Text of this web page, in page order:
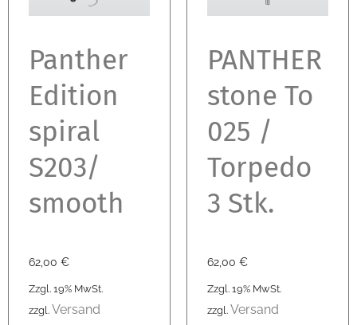
Panther
Edition
spiral
S203/
smooth
62,00 €
Zzgl. 19% MwSt.
zzgl. Versand
PANTHER
stone To
025 /
Torpedo
3 Stk.
62,00 €
Zzgl. 19% MwSt.
zzgl. Versand